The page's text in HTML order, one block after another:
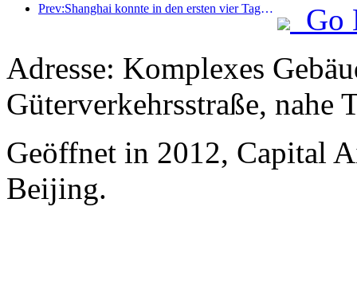
Prev:Shanghai konnte in den ersten vier Tagen des Mittherbstfestes und der Nationalfeiertage über 15,11 Millionen Besucher begrüßen, was einem Anstieg von über 20 % im Vergleich zum Vorjahr entspricht.
Go
Adresse: Komplexes
Güterverkehrsstraße, nahe
Geöffnet in 2012, Capital
Beijing.